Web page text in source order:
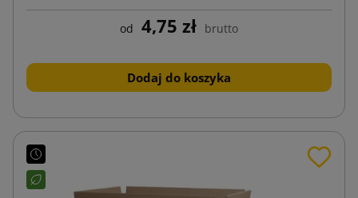
od 4,75 zł brutto
Dodaj do koszyka